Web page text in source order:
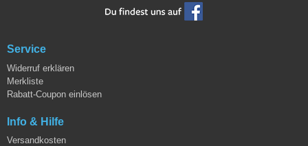
Service
Widerruf erklären
Merkliste
Rabatt-Coupon einlösen
Info & Hilfe
Versandkosten